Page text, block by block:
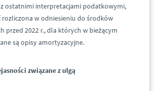
z ostatnimi interpretacjami podatkowymi,
rozliczona w odniesieniu do środków
przed 2022 r., dla których w bieżącym
są opisy amortyzacyjne.
związane z ulgą